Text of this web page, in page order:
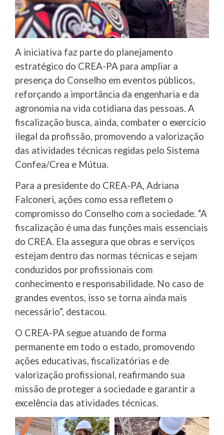
A iniciativa faz parte do planejamento
estratégico do CREA-PA para ampliar a
presença do Conselho em eventos públicos,
reforçando a importância da engenharia e da
agronomia na vida cotidiana das pessoas. A
fiscalização busca, ainda, combater o exercício
ilegal da profissão, promovendo a valorização
das atividades técnicas regidas pelo Sistema
Confea/Crea e Mútua.
Para a presidente do CREA-PA, Adriana
Falconeri, ações como essa refletem o
compromisso do Conselho com a sociedade. “A
fiscalização é uma das funções mais essenciais
do CREA. Ela assegura que obras e serviços
estejam dentro das normas técnicas e sejam
conduzidos por profissionais com
conhecimento e responsabilidade. No caso de
grandes eventos, isso se torna ainda mais
necessário”, destacou.
O CREA-PA segue atuando de forma
permanente em todo o estado, promovendo
ações educativas, fiscalizatórias e de
valorização profissional, reafirmando sua
missão de proteger a sociedade e garantir a
excelência das atividades técnicas.